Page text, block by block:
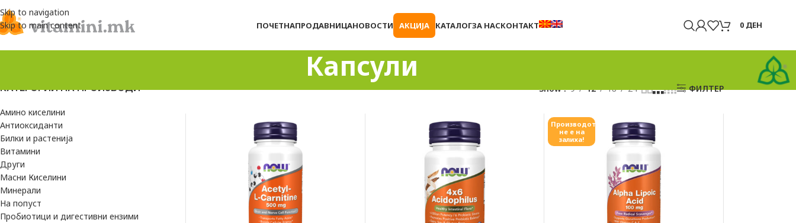
Skip to navigation
Skip to main content
ПОЧЕТНАПРОДАВНИЦАНОВОСТИ АКЦИЈА КАТАЛОГЗА НАСКОНТАКТ 0 ДЕН
Капсули
КАТЕГОРИИ НА ПРОИЗВОДИ
Амино киселини
Антиоксиданти
Билки и растенија
Витамини
Други
Масни Киселини
Минерали
На попуст
Пробиотици и дигестивни ензими
Show 9 12 18 24 ФИЛТЕР
Производот
не е на
залиха!